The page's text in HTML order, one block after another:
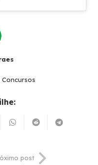
Concursos
post